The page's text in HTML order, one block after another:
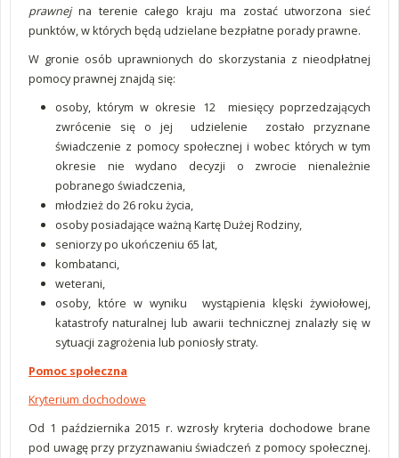
prawnejna terenie całego kraju ma zostać utworzona sieć
punktów, w których będą udzielane bezpłatne porady prawne.
W gronie osób uprawnionych do skorzystania z nieodpłatnej
pomocy prawnej znajdą się:
osoby, którym w okresie 12 miesięcy poprzedzających
zwrócenie się o jej udzielenie zostało przyznane
świadczenie z pomocy społecznej i wobec których w tym
okresie nie wydano decyzji o zwrocie nienależnie
pobranego świadczenia,
młodzież do 26 roku życia,
osoby posiadające ważną Kartę Dużej Rodziny,
seniorzy po ukończeniu 65 lat,
kombatanci,
weterani,
osoby, które w wyniku wystąpienia klęski żywiołowej,
katastrofy naturalnej lub awarii technicznej znalazły się w
sytuacji zagrożenia lub poniosły straty.
Pomoc społeczna
Kryterium dochodowe
Od 1 października 2015 r. wzrosły kryteria dochodowe brane
pod uwagę przy przyznawaniu świadczeń z pomocy społecznej.